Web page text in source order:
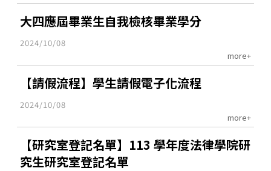
大四應屆畢業生自我檢核畢業學分
2024/10/08
more+
【請假流程】學生請假電子化流程
2024/10/08
more+
【研究室登記名單】113 學年度法律學院研
究生研究室登記名單